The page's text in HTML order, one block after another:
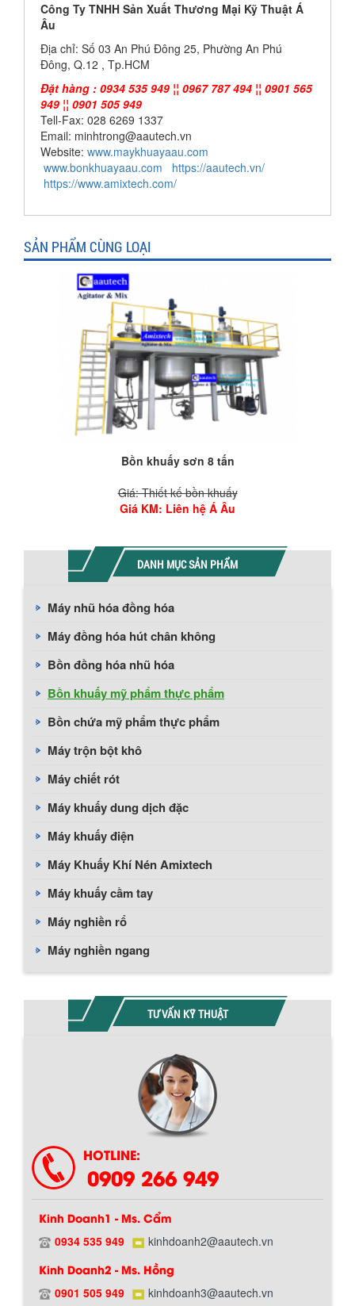
Công Ty TNHH Sản Xuất Thương Mại Kỹ Thuật Á
Âu
Địa chỉ: Số 03 An Phú Đông 25, Phường An Phú
Đông, Q.12 , Tp.HCM
Đặt hàng : 0934 535 949 ¦¦ 0967 787 494 ¦¦ 0901 565
949 ¦¦ 0901 505 949
Tell-Fax: 028 6269 1337
Email: minhtrong@aautech.vn
Website: www.maykhuayaau.com
www.bonkhuayaau.com
https://aautech.vn/
https://www.amixtech.com/
SẢN PHẨM CÙNG LOẠI
Bồn khuấy gia nhiệt thực phẩm Tank-A02
Giá: Vui lòng liên hệ
Giá KM : Giá tốt hơn-Liên hệ
DANH MỤC SẢN PHẨM
Máy nhũ hóa đồng hóa
Máy đồng hóa hút chân không
Bồn đồng hóa nhũ hóa
Bồn khuấy mỹ phẩm thực phẩm
Bồn chứa mỹ phẩm thực phẩm
Máy trộn bột khô
Máy chiết rót
Máy khuấy dung dịch đặc
Máy khuấy điện
Máy Khuấy Khí Nén Amixtech
Máy khuấy cầm tay
Máy nghiền rổ
Máy nghiền ngang
TƯ VẤN KỸ THUẬT
HOTLINE:
0909 266 949
Kinh Doanh1 - Ms. Cẩm
0934 535 949 kinhdoanh2@aautech.vn
Kinh Doanh2 - Ms. Hồng
0901 505 949 kinhdoanh3@aautech.vn